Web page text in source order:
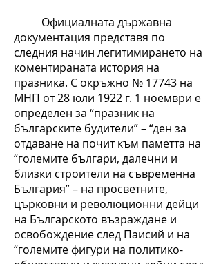
Официалната държавна
документация представя по
следния начин легитимирането на
коментираната история на
празника. С окръжно № 17743 на
МНП от 28 юли 1922 г. 1 ноември е
определен за “празник на
българските будители” – “ден за
отдаване на почит към паметта на
“големите българи, далечни и
близки строители на съвременна
България” – на просветните,
църковни и революционни дейци
на Българското възраждане и
освобождение след Паисий и на
“големите фигури на политико-